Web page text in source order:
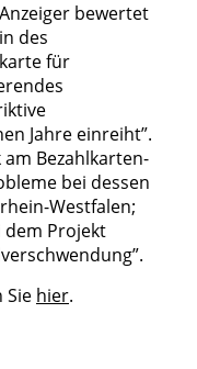
bewertet
des
für
Jahre einreiht”.
Bezahlkarten-
bei dessen
Westfalen;
dem Projekt
Sie hier.